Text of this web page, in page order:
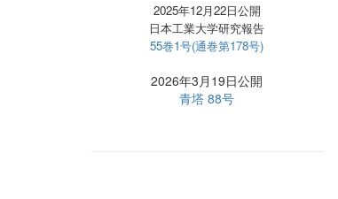
2025年12月22日公開
日本工業大学研究報告
55巻1号(通巻第178号)
2026年3月19日公開
青塔 88号